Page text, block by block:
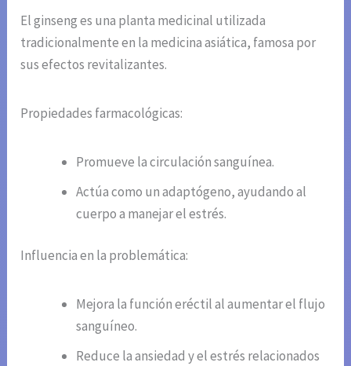
El ginseng es una planta medicinal utilizada
tradicionalmente en la medicina asiática, famosa por
sus efectos revitalizantes.
Propiedades farmacológicas:
Promueve la circulación sanguínea.
Actúa como un adaptógeno, ayudando al
cuerpo a manejar el estrés.
Influencia en la problemática:
Mejora la función eréctil al aumentar el flujo
sanguíneo.
Reduce la ansiedad y el estrés relacionados